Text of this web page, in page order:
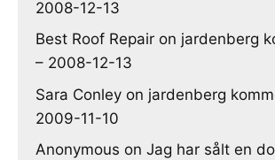
2008-12-13
Best Roof Repair on jardenberg
– 2008-12-13
Sara Conley on jardenberg
2009-11-10
Anonymous on Jag har sålt en